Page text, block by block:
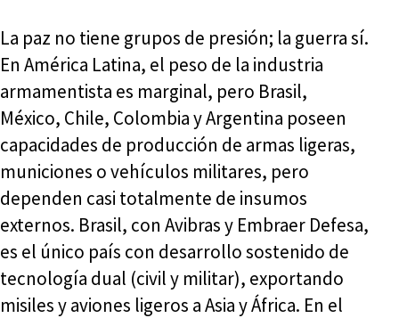
La paz no tiene grupos de presión; la guerra sí.
En América Latina, el peso de la industria
armamentista es marginal, pero Brasil,
México, Chile, Colombia y Argentina poseen
capacidades de producción de armas ligeras,
municiones o vehículos militares, pero
dependen casi totalmente de insumos
externos. Brasil, con Avibras y Embraer Defesa,
es el único país con desarrollo sostenido de
tecnología dual (civil y militar), exportando
misiles y aviones ligeros a Asia y África. En el